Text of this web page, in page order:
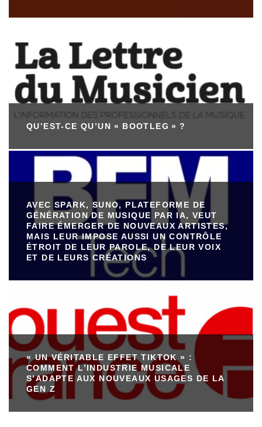
QU’EST-CE QU’UN « BOOTLEG » ?
AVEC SPARK, SUNO, PLATEFORME DE
GÉNÉRATION DE MUSIQUE PAR IA, VEUT
FAIRE ÉMERGER DE NOUVEAUX ARTISTES,
MAIS LEUR IMPOSE AUSSI UN CONTRÔLE
ÉTROIT DE LEUR PAROLE, DE LEUR VOIX
ET DE LEURS CRÉATIONS
« UN VÉRITABLE EFFET TIKTOK » :
COMMENT L’INDUSTRIE MUSICALE
S’ADAPTE AUX NOUVEAUX USAGES DE LA
GEN Z